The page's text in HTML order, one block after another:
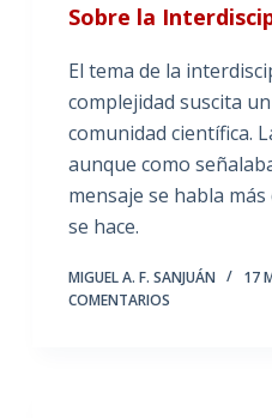
Sobre la
El tema de la
complejidad suscita
comunidad científica.
aunque como
mensaje se habla
se hace.
MIGUEL A. F. SANJUÁN 17
COMENTARIOS